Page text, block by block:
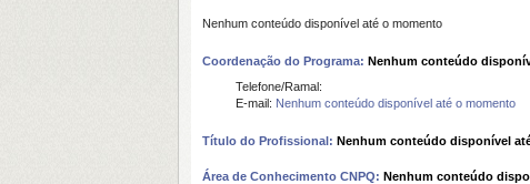
Nenhum conteúdo disponível até o momento
Coordenação do Programa: Nenhum conteúdo
Telefone/Ramal:
E-mail: Nenhum conteúdo disponível até o momento
Título do Profissional: Nenhum conteúdo disponível
Área de Conhecimento CNPQ: Nenhum conteúdo